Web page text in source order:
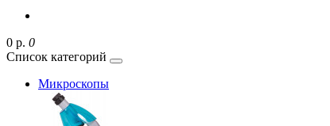
0 р. 0
Список категорий
Микроскопы